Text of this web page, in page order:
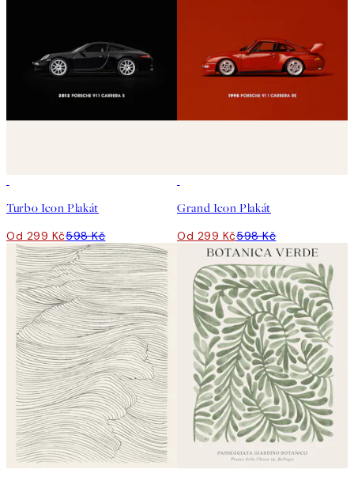
Turbo Icon Plakát
Od 299 Kč598 Kč
Grand Icon Plakát
Od 299 Kč598 Kč